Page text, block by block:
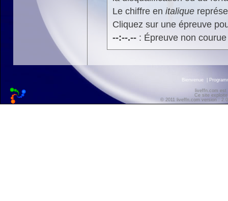
Le chiffre en italique
Cliquez sur une épreuve
--:--.--: Épreuve non
Bienvenue
liveffn.com est
Ce site
© 2011 liveffn.com version :